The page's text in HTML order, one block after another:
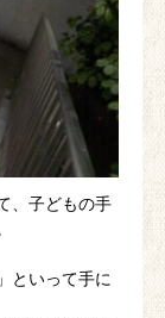
、子どもの手
といって手に